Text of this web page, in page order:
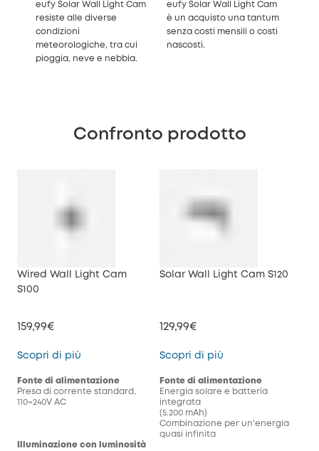
eufy Solar Wall Light Cam
resiste alle diverse
condizioni
meteorologiche, tra cui
pioggia, neve e nebbia.
eufy Solar Wall Light Cam
è un acquisto una tantum
senza costi mensili o costi
nascosti.
Confronto prodotto
Wired Wall Light Cam
S100
159,99€
Scopri di più Wired Wall Light Cam S100
Fonte di alimentazione
Presa di corrente standard,
110~240V AC
Illuminazione con luminosità
Solar Wall Light Cam S120
129,99€
Scopri di più
Fonte di alimentazione
Energia solare e batteria
integrata
(5.200 mAh)
Combinazione per un'energia
quasi infinita